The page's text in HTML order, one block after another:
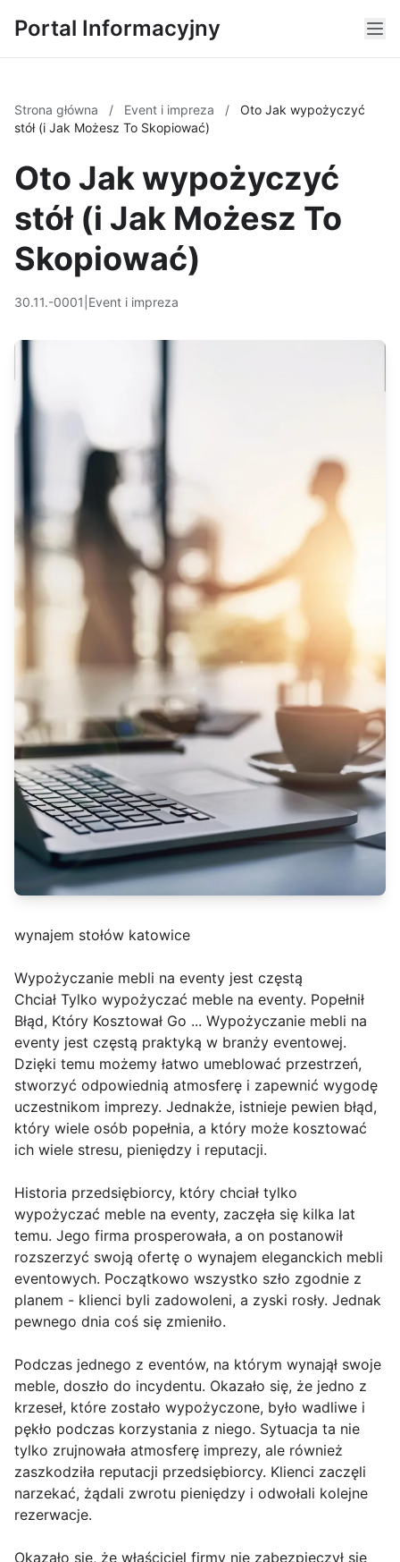
Portal Informacyjny
Strona główna / Event i impreza /
Oto Jak wypożyczyć
stół (i Jak Możesz To Skopiować)
Oto Jak wypożyczyć
stół (i Jak Możesz To
Skopiować)
30.11.-0001 Event i impreza
wynajem stołów katowice
Wypożyczanie mebli na eventy jest częstą
Chciał Tylko wypożyczać meble na eventy. Popełnił
Błąd, Który Kosztował Go ... Wypożyczanie mebli na
eventy jest częstą praktyką w branży eventowej.
Dzięki temu możemy łatwo umeblować przestrzeń,
stworzyć odpowiednią atmosferę i zapewnić wygodę
uczestnikom imprezy. Jednakże, istnieje pewien błąd,
który wiele osób popełnia, a który może kosztować
ich wiele stresu, pieniędzy i reputacji.
Historia przedsiębiorcy, który chciał tylko
wypożyczać meble na eventy, zaczęła się kilka lat
temu. Jego firma prosperowała, a on postanowił
rozszerzyć swoją ofertę o wynajem eleganckich mebli
eventowych. Początkowo wszystko szło zgodnie z
planem - klienci byli zadowoleni, a zyski rosły. Jednak
pewnego dnia coś się zmieniło.
Podczas jednego z eventów, na którym wynajął swoje
meble, doszło do incydentu. Okazało się, że jedno z
krzeseł, które zostało wypożyczone, było wadliwe i
pękło podczas korzystania z niego. Sytuacja ta nie
tylko zrujnowała atmosferę imprezy, ale również
zaszkodziła reputacji przedsiębiorcy. Klienci zaczęli
narzekać, żądali zwrotu pieniędzy i odwołali kolejne
rezerwacje.
Okazało się, że właściciel firmy nie zabezpieczył się